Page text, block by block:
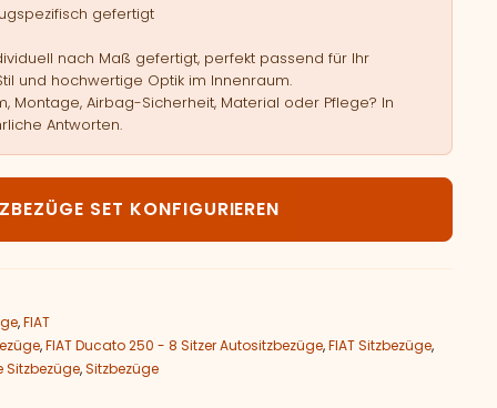
gefertigt
nach Maß gefertigt, perfekt passend für Ihr
und hochwertige Optik im Innenraum.
Montage, Airbag-Sicherheit, Material oder Pflege? In
Antworten.
SET KONFIGURIEREN
,FIAT
,FIAT Ducato 250 - 8 Sitzer Autositzbezüge,FIAT Sitzbezüge,
,Sitzbezüge